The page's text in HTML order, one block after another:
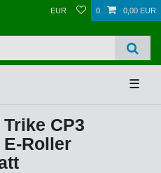
EUR 0 0,00 EUR
☰
CP3
Roller